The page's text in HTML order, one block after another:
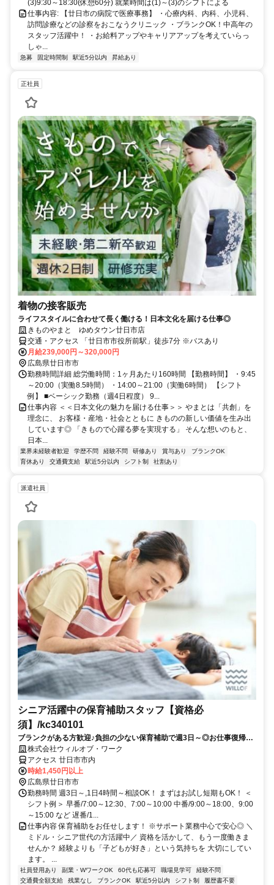
(3)9:30～18:30(休憩60分) 就業時間は(1)～(3)のシフトによる
仕事内容: 【廿日市の病院で医療事務】 ・心療内科、内科、小児科、
訪問診療などの診察をおこなうクリニック ・ブランクOK！中高年の
スタッフ活躍中！ ・お給料アップやキャリアアップを考えていらっ
しゃ...
急募 固定時間制 駅近5分以内 昇給あり
正社員
着物の接客販売
ライフスタイルに合わせて長く働ける！日本文化を届ける仕事◎
きものやまと ゆめタウン廿日市店
交通・アクセス 「廿日市市役所前駅」徒歩7分 ※バスあり
月給239,000円～320,000円
広島県廿日市市
勤務時間詳細 総労働時間：1ヶ月あたり160時間 【勤務時間】 ・9:45
～20:00（実働8.5時間） ・14:00～21:00（実働6時間） 【シフト
例】 ■ベーシック勤務（週4日程度） 9...
仕事内容 ＜＜日本文化の魅力を届ける仕事＞＞ やまとは「共創」を
理念に、 お客様・産地・社会とともに きものの新しい価値を生み出
しています◎ 「きもので心躍る夢を実現する」 そんな想いのもと、
日本...
業界未経験者歓迎 学歴不問 経験不問 研修あり 賞与あり
ブランクOK
育休あり
交通費支給 駅近5分以内 シフト制 社割あり
派遣社員
シニア活躍中の保育補助スタッフ【資格必
須】/kc340101
ブランクがある方歓迎♪負担の少ない保育補助で週3日～◎お仕事復帰し
ませんか？書き物・ピアノ・保護者対応もありません！
株式会社ウィルオブ・ワーク
アクセス 廿日市市内
時給1,450円以上
広島県廿日市市
勤務時間 週3日～,1日4時間～相談OK！ まずはお試し短期もOK！ ＜
シフト例＞ 早番/7:00～12:30、7:00～10:00 中番/9:00～18:00、9:00
～15:00 など 遅番/1...
仕事内容 保育補助をお任せします！ ※サポート業務中心で安心◎ ＼
ミドル・シニア世代の方活躍中／ 資格を活かして、もう一度働きま
せんか？ 経験よりも「子どもが好き」という気持ちを 大切にしてい
ます。 ...
社員登用あり 副業・WワークOK 60代も応募可 職場見学可
経験不問
交通費全額支給
残業なし ブランクOK 駅近5分以内 シフト制
履歴書不要